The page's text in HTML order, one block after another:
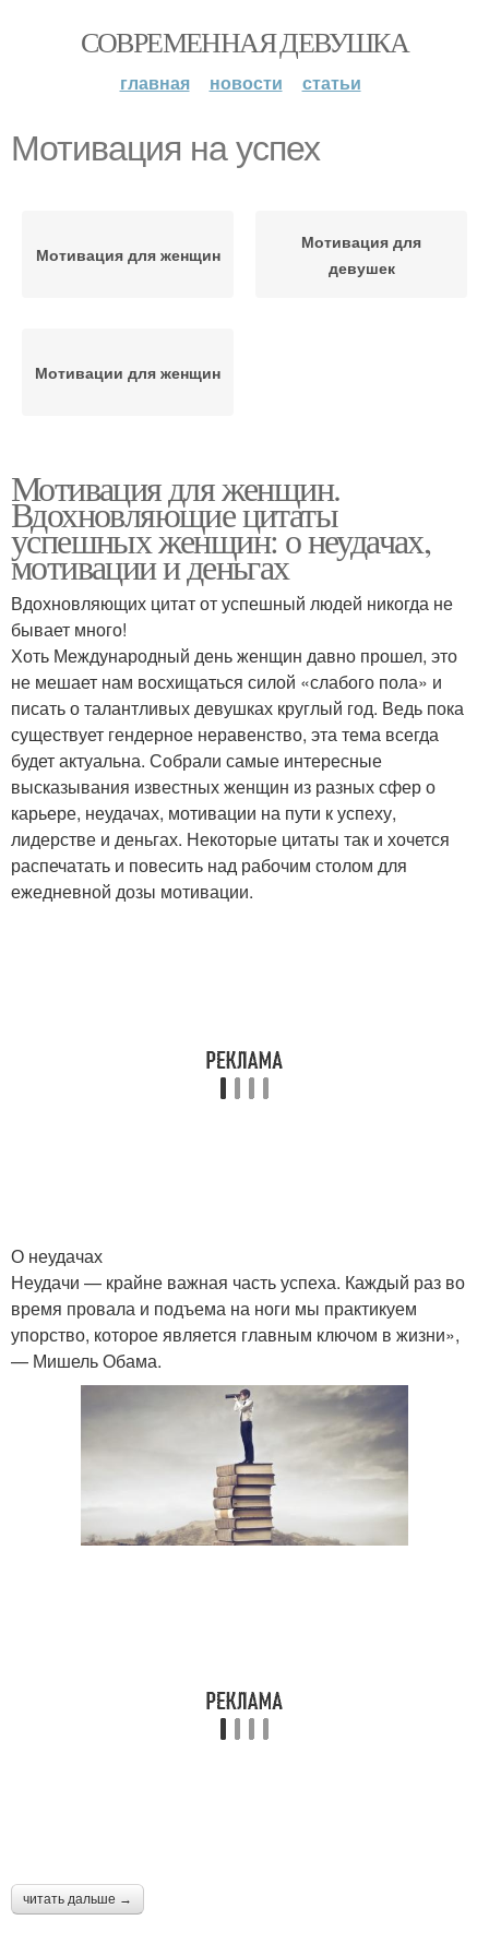
СОВРЕМЕННАЯ ДЕВУШКА
главная новости статьи
Мотивация на успех
Мотивация для женщин
Мотивация для
девушек
Мотивации для женщин
Мотивация для женщин.
Вдохновляющие цитаты
успешных женщин: о неудачах,
мотивации и деньгах
Вдохновляющих цитат от успешный людей никогда не
бывает много!
Хоть Международный день женщин давно прошел, это
не мешает нам восхищаться силой «слабого пола» и
писать о талантливых девушках круглый год. Ведь пока
существует гендерное неравенство, эта тема всегда
будет актуальна. Собрали самые интересные
высказывания известных женщин из разных сфер о
карьере, неудачах, мотивации на пути к успеху,
лидерстве и деньгах. Некоторые цитаты так и хочется
распечатать и повесить над рабочим столом для
ежедневной дозы мотивации.
О неудачах
Неудачи — крайне важная часть успеха. Каждый раз во
время провала и подъема на ноги мы практикуем
упорство, которое является главным ключом в жизни»,
— Мишель Обама.
читать дальше →